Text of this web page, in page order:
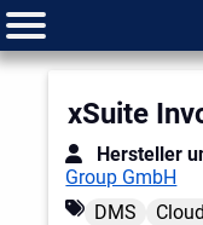
xSuite
Hersteller
Group GmbH
DMS